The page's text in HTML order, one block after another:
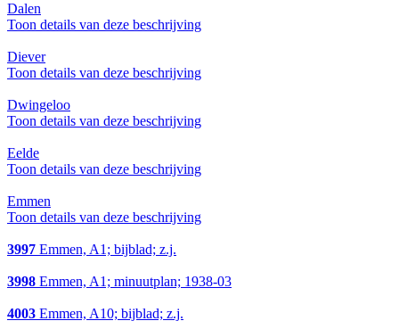
Dalen
Toon details van deze beschrijving
Diever
Toon details van deze beschrijving
Dwingeloo
Toon details van deze beschrijving
Eelde
Toon details van deze beschrijving
Emmen
Toon details van deze beschrijving
3997 Emmen, A1; bijblad; z.j.
3998 Emmen, A1; minuutplan; 1938-03
4003 Emmen, A10; bijblad; z.j.